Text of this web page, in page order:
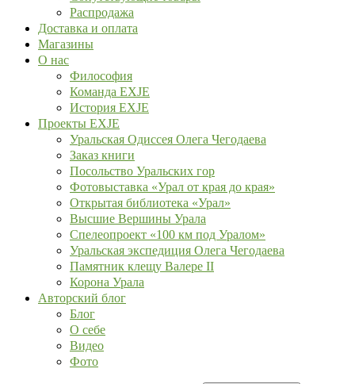
Распродажа
Доставка и оплата
Магазины
О нас
Философия
Команда EXJE
История EXJE
Проекты EXJE
Уральская Одиссея Олега Чегодаева
Заказ книги
Посольство Уральских гор
Фотовыставка «Урал от края до края»
Открытая библиотека «Урал»
Высшие Вершины Урала
Спелеопроект «100 км под Уралом»
Уральская экспедиция Олега Чегодаева
Памятник клещу Валере II
Корона Урала
Авторский блог
Блог
О себе
Видео
Фото